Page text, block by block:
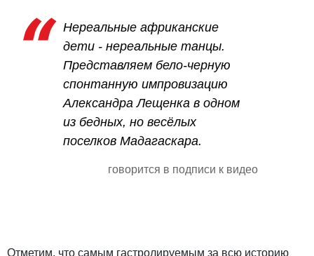
Нереальные африканские
дети - нереальные танцы.
Представляем бело-черную
спонтанную импровизацию
Александра Лещенка в одном
из бедных, но весёлых
поселков Мадагаскара.
говорится в подписи к видео
Отметим, что самым гастролируемым за всю историю